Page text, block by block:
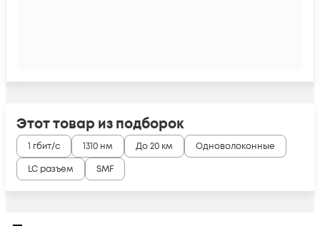
Этот товар из подборок
1 гбит/с 1310 нм До 20 км
Одноволоконные
LC разъем
SMF